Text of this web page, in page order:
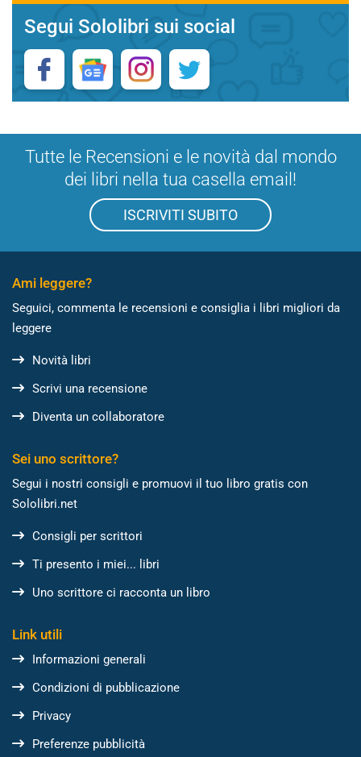
Segui Sololibri sui social
Tutte le Recensioni e le novità dal mondo
dei libri nella tua casella email!
ISCRIVITI SUBITO
Ami leggere?
Seguici, commenta le recensioni e consiglia i libri migliori da
leggere
Novità libri
Scrivi una recensione
Diventa un collaboratore
Sei uno scrittore?
Segui i nostri consigli e promuovi il tuo libro gratis con
Sololibri.net
Consigli per scrittori
Ti presento i miei... libri
Uno scrittore ci racconta un libro
Link utili
Informazioni generali
Condizioni di pubblicazione
Privacy
Preferenze pubblicità